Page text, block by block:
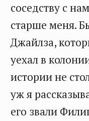
соседству с
старше меня.
Джайлза,
уехал в
истории не
уж я
его звали